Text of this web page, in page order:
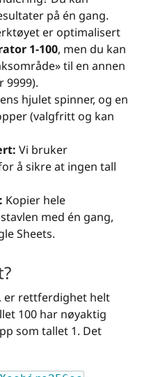
på én gang.
er optimalisert
1-100, men du kan
til en annen
9999).
hjulet spinner, og en
(valgfritt og kan
Vi bruker
å sikre at ingen tall
Kopier hele
med én gang,
Sheets.
er rettferdighet helt
100 har nøyaktig
som tallet 1. Det